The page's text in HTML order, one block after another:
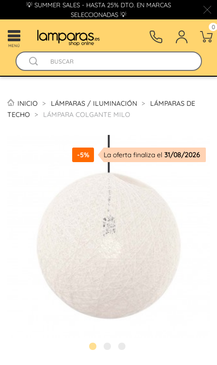
💡 SUMMER SALES - HASTA 25% DTO. EN MARCAS
SELECCIONADAS 💡
MENÚ
0
INICIO LÁMPARAS / ILUMINACIÓN
LÁMPARAS DE
TECHO
LÁMPARA COLGANTE MILO
-5% La oferta finaliza el 31/08/2026